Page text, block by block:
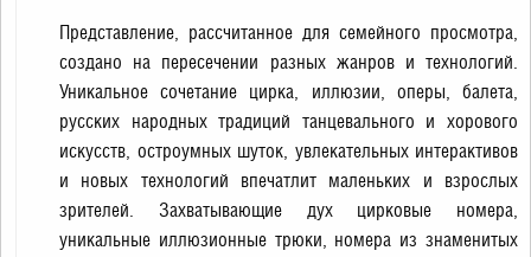
Представление, рассчитанное для семейного просмотра,
создано на пересечении разных жанров и технологий.
Уникальное сочетание цирка, иллюзии, оперы, балета,
русских народных традиций танцевального и хорового
искусств, остроумных шуток, увлекательных интерактивов
и новых технологий впечатлит маленьких и взрослых
зрителей. Захватывающие дух цирковые номера,
уникальные иллюзионные трюки, номера из знаменитых